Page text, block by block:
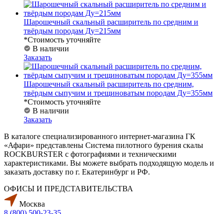
Шарошечный скальный расширитель по средним и
твёрдым породам Ду=215мм
*Стоимость уточняйте
В наличии
Заказать
Шарошечный скальный расширитель по средним,
твёрдым сыпучим и трещиноватым породам Ду=355мм
*Стоимость уточняйте
В наличии
Заказать
В каталоге специализированного интернет-магазина ГК
«Афари» представлены Система пилотного бурения скалы
ROCKBURSTER с фотографиями и техническими
характеристиками. Вы можете выбрать подходящую модель и
заказать доставку по г. Екатеринбург и РФ.
ОФИСЫ И ПРЕДСТАВИТЕЛЬСТВА
Москва